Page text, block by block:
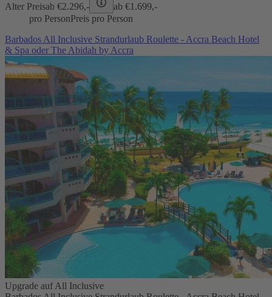
Alter Preisab €2.296,- ab €1.699,-
pro PersonPreis pro Person
Barbados All Inclusive Strandurlaub Roulette - Accra Beach Hotel
& Spa oder The Abidah by Accra
Upgrade auf All Inclusive